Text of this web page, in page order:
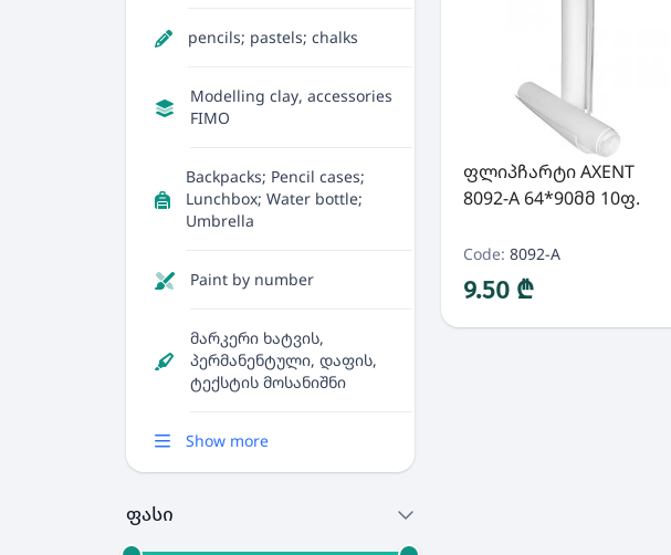
pencils; pastels; chalks
Modelling clay, accessories
FIMO
Backpacks; Pencil cases;
Lunchbox; Water bottle;
Umbrella
Paint by number
მარკერი ხატვის,
პერმანენტული, დაფის,
ტექსტის მოსანიშნი
Show more
ფასი
ფლიპჩარტი AXENT
8092-A 64*90მმ 10ფ.
Code: 8092-A
9.50 ₾